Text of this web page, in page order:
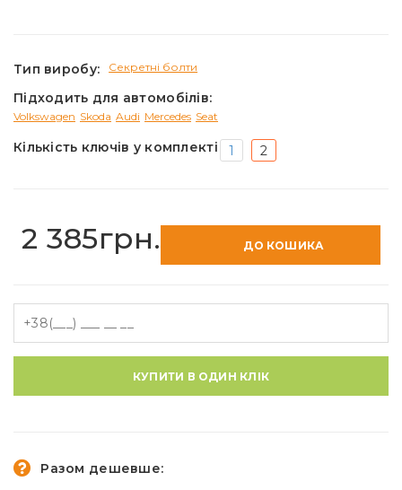
Тип виробу: Секретні болти
Підходить для автомобілів:
Volkswagen Skoda Audi Mercedes Seat
Кількість ключів у комплекті 1 2
2 385грн. ДО КОШИКА
КУПИТИ В ОДИН КЛІК
Разом дешевше: